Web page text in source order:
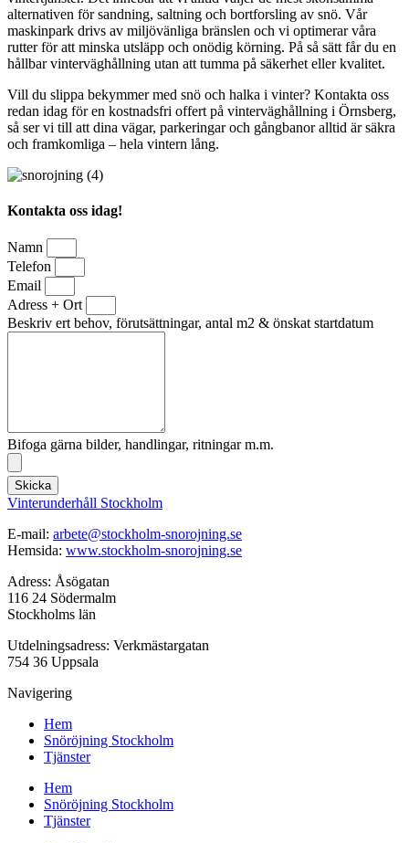
alternativen för sandning, saltning och bortforsling av snö. Vår
maskinpark drivs av miljövänliga bränslen och vi optimerar våra
rutter för att minska utsläpp och onödig körning. På så sätt får du en
hållbar vinterväghållning utan att tumma på säkerhet eller kvalitet.
Vill du slippa bekymmer med snö och halka i vinter? Kontakta oss
redan idag för en kostnadsfri offert på vinterväghållning i Örnsberg,
så ser vi till att dina vägar, parkeringar och gångbanor alltid är säkra
och framkomliga – hela vintern lång.
Kontakta oss idag!
Namn
Telefon
Email
Adress + Ort
Beskriv ert behov, förutsättningar, antal m2 & önskat startdatum
Bifoga gärna bilder, handlingar, ritningar m.m.
Skicka
Vinterunderhåll Stockholm
E-mail: arbete@stockholm-snorojning.se
Hemsida: www.stockholm-snorojning.se
Adress: Åsögatan
116 24 Södermalm
Stockholms län
Utdelningsadress: Verkmästargatan
754 36 Uppsala
Navigering
Hem
Snöröjning Stockholm
Tjänster
Hem
Snöröjning Stockholm
Tjänster